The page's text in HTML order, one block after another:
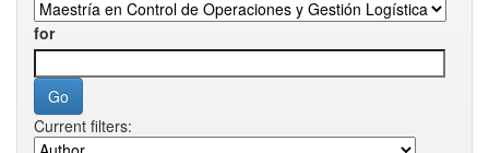
for
Current filters: